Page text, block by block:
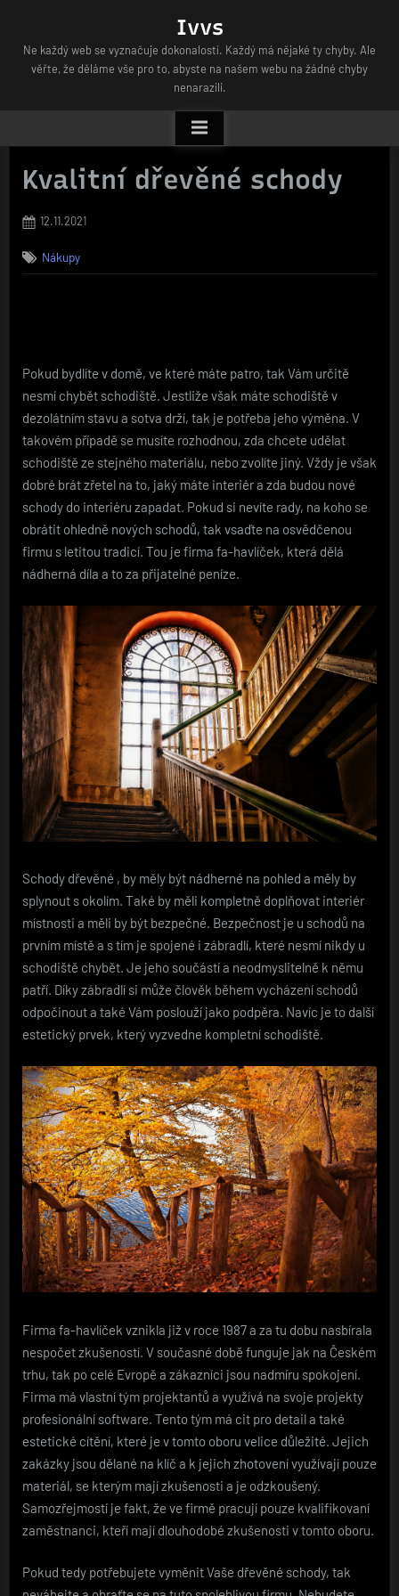
content
Ivvs
Ne každý web se vyznačuje dokonalostí. Každý má nějaké ty chyby. Ale
věřte, že děláme vše pro to, abyste na našem webu na žádné chyby
nenarazili.
Kvalitní dřevěné schody
Posted
12.11.2021
Nákupy
Pokud bydlíte v domě, ve které máte patro, tak Vám určitě
nesmí chybět schodiště. Jestliže však máte schodiště v
dezolátním stavu a sotva drží, tak je potřeba jeho výměna. V
takovém případě se musíte rozhodnou, zda chcete udělat
schodiště ze stejného materiálu, nebo zvolíte jiný. Vždy je však
dobré brát zřetel na to, jaký máte interiér a zda budou nové
schody do interiéru zapadat. Pokud si nevíte rady, na koho se
obrátit ohledně nových schodů, tak vsaďte na osvědčenou
firmu s letitou tradicí. Tou je firma fa-havlíček, která dělá
nádherná díla a to za přijatelné peníze.
Schody dřevěné , by měly být nádherné na pohled a měly by
splynout s okolím. Také by měli kompletně doplňovat interiér
místnosti a měli by být bezpečné. Bezpečnost je u schodů na
prvním místě a s tím je spojené i zábradlí, které nesmí nikdy u
schodiště chybět. Je jeho součástí a neodmyslitelně k němu
patří. Díky zábradlí si může člověk během vycházení schodů
odpočinout a také Vám poslouží jako podpěra. Navíc je to další
estetický prvek, který vyzvedne kompletní schodiště.
Firma fa-havlíček vznikla již v roce 1987 a za tu dobu nasbírala
nespočet zkušeností. V současné době funguje jak na Českém
trhu, tak po celé Evropě a zákazníci jsou nadmíru spokojení.
Firma má vlastní tým projektantů a využívá na svoje projekty
profesionální software. Tento tým má cit pro detail a také
estetické cítění, které je v tomto oboru velice důležité. Jejich
zakázky jsou dělané na klíč a k jejich zhotovení využívají pouze
materiál, se kterým mají zkušenosti a je odzkoušený.
Samozřejmostí je fakt, že ve firmě pracují pouze kvalifikovaní
zaměstnanci, kteří mají dlouhodobé zkušenosti v tomto oboru.
Pokud tedy potřebujete vyměnit Vaše dřevěné schody, tak